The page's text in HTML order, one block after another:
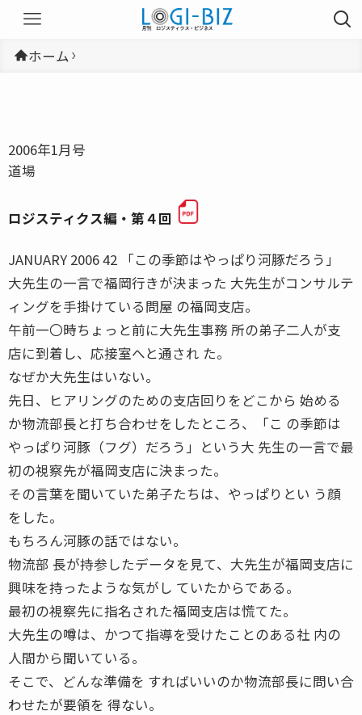
ホーム
2006年1月号
道場
ロジスティクス編・第４回
JANUARY 2006 42 「この季節はやっぱり河豚だろう」
大先生の一言で福岡行きが決まった 大先生がコンサルテ
ィングを手掛けている問屋 の福岡支店。
午前一〇時ちょっと前に大先生事務 所の弟子二人が支
店に到着し、応接室へと通され た。
なぜか大先生はいない。
先日、ヒアリングのための支店回りをどこから 始める
か物流部長と打ち合わせをしたところ、「こ の季節は
やっぱり河豚（フグ）だろう」という大 先生の一言で最
初の視察先が福岡支店に決まった。
その言葉を聞いていた弟子たちは、やっぱりとい う顔
をした。
もちろん河豚の話ではない。
物流部 長が持参したデータを見て、大先生が福岡支店に
興味を持ったような気がし ていたからである。
最初の視察先に指名された福岡支店は慌てた。
大先生の噂は、かつて指導を受けたことのある社 内の
人間から聞いている。
そこで、どんな準備を すればいいのか物流部長に問い合
わせたが要領を 得ない。